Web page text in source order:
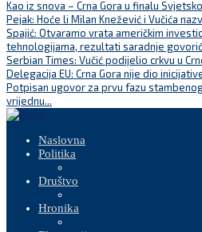
Kao iz snova – Crna Gora u finalu
Pejak: Hoće li Milan Knežević i Vučića
Spajić: Otvaramo vrata američkim
tehnologijama, rezultati saradnje
Serbian Times: Vučić podijelio crkvu u
Delegacija EU: Crna Gora nije dio
Potpisan ugovor za prvu fazu
vrijednu...
Naslovna
Politika
Društvo
Hronika